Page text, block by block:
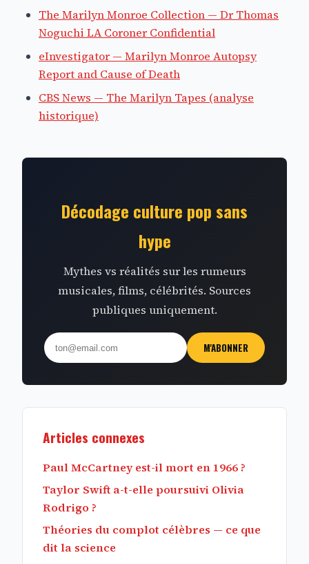
The Marilyn Monroe Collection — Dr Thomas
Noguchi LA Coroner Confidential
eInvestigator — Marilyn Monroe Autopsy
Report and Cause of Death
CBS News — The Marilyn Tapes (analyse
historique)
Décodage culture pop sans
hype
Mythes vs réalités sur les rumeurs
musicales, films, célébrités. Sources
publiques uniquement.
M'ABONNER
Articles connexes
Paul McCartney est-il mort en 1966 ?
Taylor Swift a-t-elle poursuivi Olivia
Rodrigo ?
Théories du complot célèbres — ce que
dit la science